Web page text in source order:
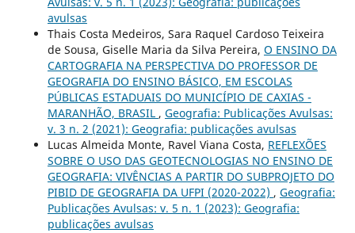
avulsas
Thais Costa Medeiros, Sara Raquel Cardoso Teixeira
de Sousa, Giselle Maria da Silva Pereira, O ENSINO DA
CARTOGRAFIA NA PERSPECTIVA DO PROFESSOR DE
GEOGRAFIA DO ENSINO BÁSICO, EM ESCOLAS
PÚBLICAS ESTADUAIS DO MUNICÍPIO DE CAXIAS -
MARANHÃO, BRASIL , Geografia: Publicações Avulsas:
v. 3 n. 2 (2021): Geografia: publicações avulsas
Lucas Almeida Monte, Ravel Viana Costa, REFLEXÕES
SOBRE O USO DAS GEOTECNOLOGIAS NO ENSINO DE
GEOGRAFIA: VIVÊNCIAS A PARTIR DO SUBPROJETO DO
PIBID DE GEOGRAFIA DA UFPI (2020-2022) , Geografia:
Publicações Avulsas: v. 5 n. 1 (2023): Geografia:
publicações avulsas